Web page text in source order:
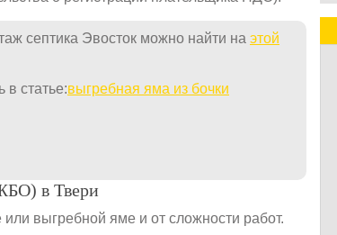
септика Эвосток можно найти на этой
в статье:выгребная яма из бочки
в Твери
выгребной яме и от сложности работ.